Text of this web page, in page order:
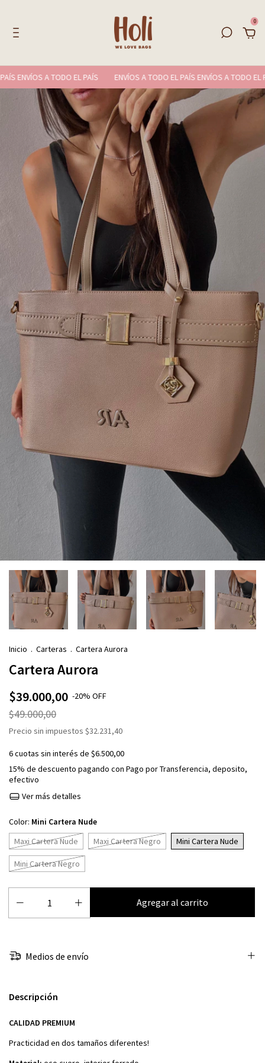
0
A TODO EL PAÍS ENVÍOS A TODO EL PAÍS ENVÍOS A TODO EL PAÍS
Inicio . Carteras . Cartera Aurora
Cartera Aurora
$39.000,00 -20% OFF
$49.000,00
Precio sin impuestos $32.231,40
6cuotas sin interés de $6.500,00
15% de descuento pagando con Pago por Transferencia, deposito,
efectivo
Ver más detalles
Color: Mini Cartera Nude
Maxi Cartera Nude
Maxi Cartera Negro Mini Cartera Nude
Mini Cartera Negro
Medios de envío
Descripción
CALIDAD PREMIUM
Practicidad en dos tamaños diferentes!